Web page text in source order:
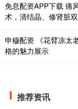
免息配资APP下载 痛
术，清结晶、修肾脏
申穆配资 《花臂凉太
格的魅力展示
推荐资讯